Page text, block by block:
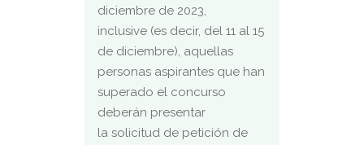
diciembre de 2023,
inclusive (es decir, del 11 al 15
de diciembre), aquellas
personas aspirantes que han
superado el concurso
deberán presentar
la solicitud de petición de